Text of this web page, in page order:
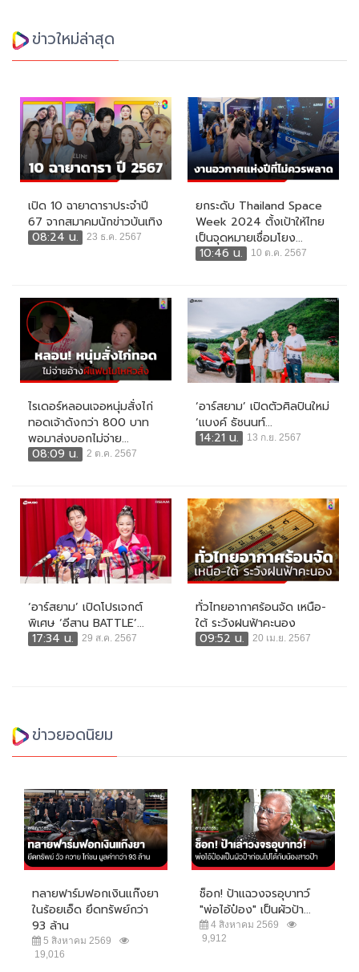
ข่าวใหม่ล่าสุด
เปิด 10 ฉายาดาราประจำปี
67 จากสมาคมนักข่าวบันเทิง
08:24 น.
23 ธ.ค. 2567
ยกระดับ Thailand Space
Week 2024 ตั้งเป้าให้ไทย
เป็นจุดหมายเชื่อมโยง...
10:46 น.
10 ต.ค. 2567
ไรเดอร์หลอนเจอหนุ่มสั่งไก่
ทอดเจ้าดังกว่า 800 บาท
พอมาส่งบอกไม่จ่าย...
08:09 น.
2 ต.ค. 2567
‘อาร์สยาม’ เปิดตัวศิลปินใหม่
‘แบงค์ ธัชนนท์...
14:21 น.
13 ก.ย. 2567
‘อาร์สยาม’ เปิดโปรเจกต์
พิเศษ ‘อีสาน BATTLE’...
17:34 น.
29 ส.ค. 2567
ทั่วไทยอากาศร้อนจัด เหนือ-
ใต้ ระวังฝนฟ้าคะนอง
09:52 น.
20 เม.ย. 2567
ข่าวยอดนิยม
ทลายฟาร์มฟอกเงินแก๊งยา
ในร้อยเอ็ด ยึดทรัพย์กว่า
93 ล้าน
5 สิงหาคม 2569
19,016
ช็อก! ป้าแฉวงจรอุบาทว์
"พ่อไอ้ป๋อง" เป็นผัวป้า...
4 สิงหาคม 2569
9,912